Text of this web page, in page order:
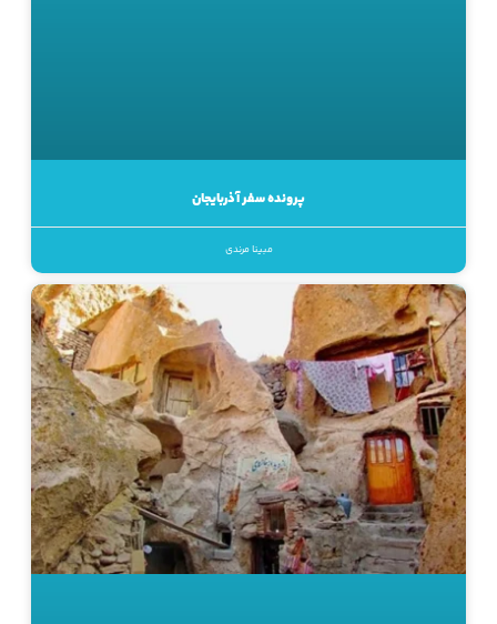
پرونده سفر آذربایجان
مبینا مرندی